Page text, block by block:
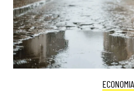
ECONOMIA